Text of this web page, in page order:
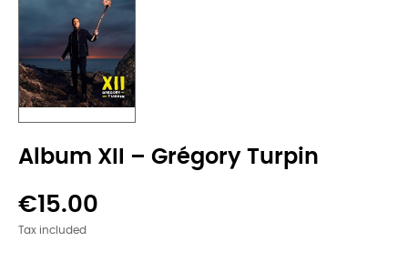
Album XII – Grégory Turpin
€15.00
Tax included